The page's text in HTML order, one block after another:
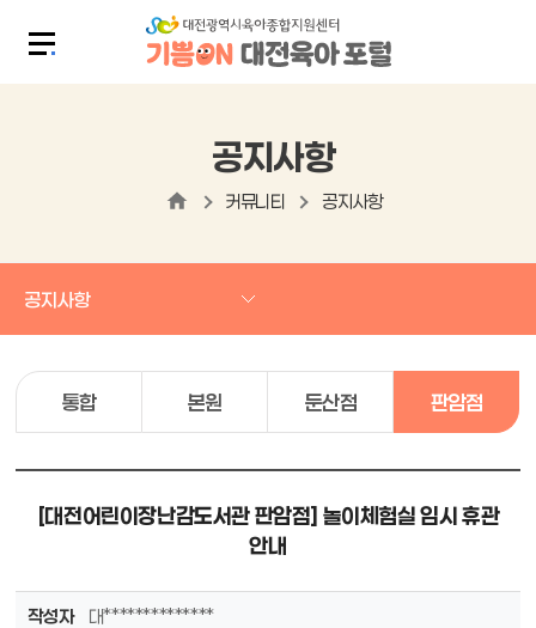
공지사항
커뮤니티 공지사항
공지사항
통합 본원 둔산점 판암점
[대전어린이장난감도서관 판암점] 놀이체험실 임시 휴관
안내
작성자
대**************